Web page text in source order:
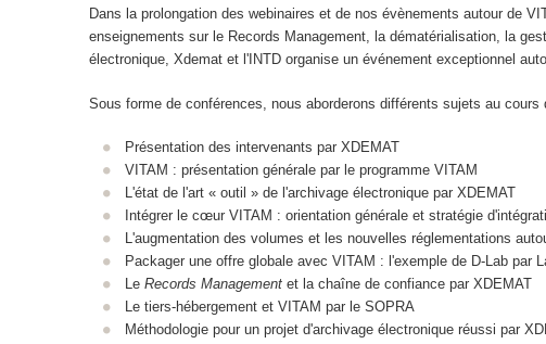
Dans la prolongation des webinaires et de nos évènements autour de
enseignements sur le Records Management, la dématérialisation, la
électronique, Xdemat et l'INTD organise un événement exceptionnel
Sous forme de conférences, nous aborderons différents sujets au cours
Présentation des intervenants par XDEMAT
VITAM : présentation générale par le programme VITAM
L'état de l'art « outil » de l'archivage électronique par XDEMAT
Intégrer le cœur VITAM : orientation générale et stratégie
L'augmentation des volumes et les nouvelles réglementations
Packager une offre globale avec VITAM : l'exemple de D-Lab par
Le Records Managementet la chaîne de confiance par XDEMAT
Le tiers-hébergement et VITAM par le SOPRA
Méthodologie pour un projet d'archivage électronique réussi par